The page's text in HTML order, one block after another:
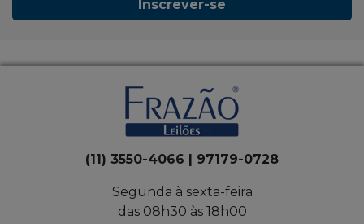
Inscrever-se
(11) 3550-4066 | 97179-0728
Segunda à sexta-feira
das 08h30 às 18h00